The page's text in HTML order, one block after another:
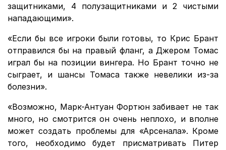
защитниками, 4 полузащитниками и 2 чистыми
нападающими».
«Если бы все игроки были готовы, то Крис Брант
отправился бы на правый фланг, а Джером Томас
играл бы на позиции вингера. Но Брант точно не
сыграет, и шансы Томаса также невелики из-за
болезни».
«Возможно, Марк-Антуан Фортюн забивает не так
много, но смотрится он очень неплохо, и вполне
может создать проблемы для «Арсенала». Кроме
того, необходимо будет присматривать Питер